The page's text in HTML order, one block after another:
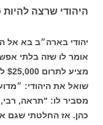
היהודי שרצה להיות
יהודי בארה״ב בא אל
אומר לו שזה בלתי
שואל את היהודי:
מסביר לו: "תראה,
כהן. אז החלטתי שגם